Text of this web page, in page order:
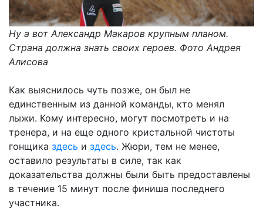
Ну а вот Александр Макаров крупным планом.
Страна должна знать своих героев. Фото Андрея
Алисова
Как выяснилось чуть позже, он был не
единственным из данной команды, кто менял
лыжи. Кому интересно, могут посмотреть и на
тренера, и на еще одного кристальной чистоты
гонщика здесь и здесь. Жюри, тем не менее,
оставило результаты в силе, так как
доказательства должны были быть предоставлены
в течение 15 минут после финиша последнего
участника.